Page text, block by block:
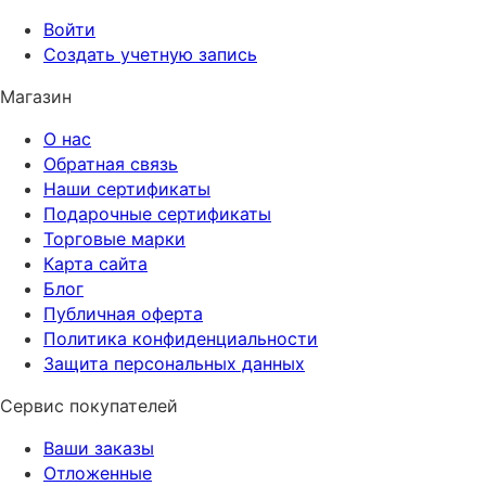
Войти
Создать учетную запись
Магазин
О нас
Обратная связь
Наши сертификаты
Подарочные сертификаты
Торговые марки
Карта сайта
Блог
Публичная оферта
Политика конфиденциальности
Защита персональных данных
Сервис покупателей
Ваши заказы
Отложенные